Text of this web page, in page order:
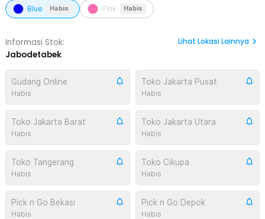
Blue Habis Pink Habis
Informasi Stok:
Jabodetabek
Lihat Lokasi Lainnya
Gudang Online
Habis
Toko Jakarta Pusat
Habis
Toko Jakarta Barat
Habis
Toko Jakarta Utara
Habis
Toko Tangerang
Habis
Toko Cikupa
Habis
Pick n Go Bekasi
Habis
Pick n Go Depok
Habis